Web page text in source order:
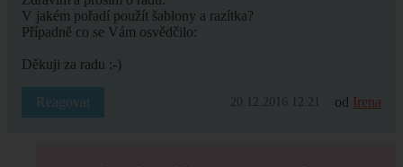
V jakém pořadí použít šablony a razítka?
Případně co se Vám osvědčilo:
Děkuji za radu :-)
Reagovat 20.12.2016 12:21 od Irena